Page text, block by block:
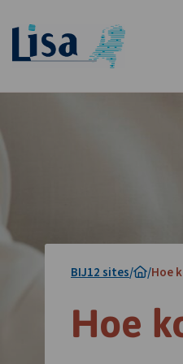
Homepagina
BIJ12 sites/ /Hoe
Hoe